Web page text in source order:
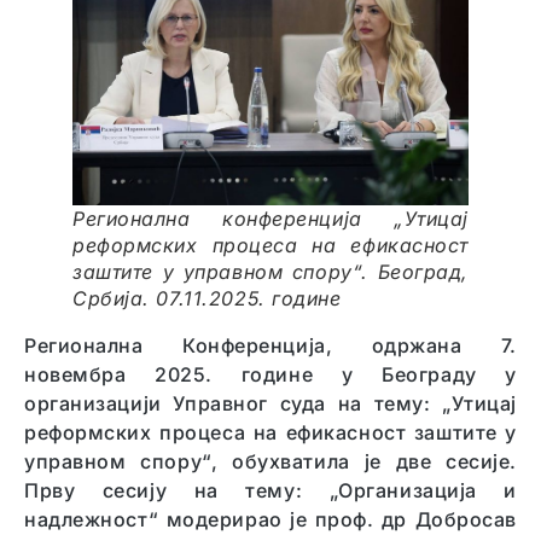
Регионална конференција „Утицај
реформских процеса на ефикасност
заштите у управном спору“. Београд,
Србија. 07.11.2025. године
Регионална Конференција, одржана 7.
новембра 2025. године у Београду у
организацији Управног суда на тему: „Утицај
реформских процеса на ефикасност заштите у
управном спору“, обухватила је две сесије.
Прву сесију на тему: „Организација и
надлежност“ модерирао је проф. др Добросав